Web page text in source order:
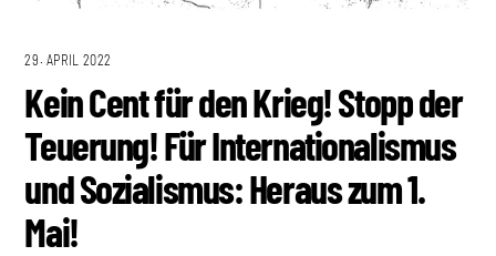
29. APRIL 2022
Kein Cent für den Krieg! Stopp der
Teuerung! Für Internationalismus
und Sozialismus: Heraus zum 1.
Mai!